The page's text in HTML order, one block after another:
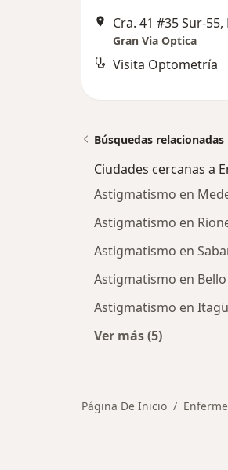
Cra. 41 #35 Sur-
Gran Via Optica
Visita Optometría
Búsquedas relacionadas
Ciudades cercanas a
Astigmatismo en
Astigmatismo en
Astigmatismo en
Astigmatismo en Bello
Astigmatismo en
Ver más (5)
Página De Inicio